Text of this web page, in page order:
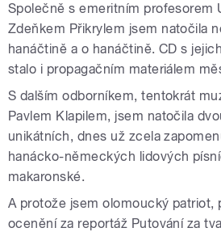
Společně s emeritním profesorem
Zdeňkem Přikrylem jsem natočila
hanáčtině a o hanáčtině. CD s
stalo i propagačním materiálem
S dalším odborníkem, tentokrát
Pavlem Klapilem, jsem natočila
unikátních, dnes už zcela
hanácko-německých lidových
makaronské.
A protože jsem olomoucký patriot,
ocenění za reportáž Putování za